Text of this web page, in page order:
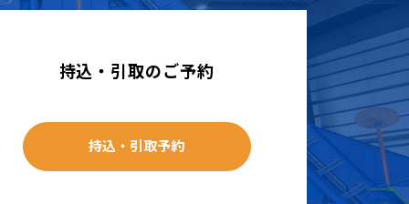
持込・引取のご予約
持込・引取予約